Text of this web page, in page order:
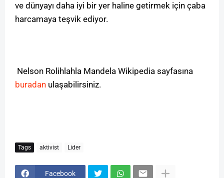
ve dünyayı daha iyi bir yer haline getirmek için çaba
harcamaya teşvik ediyor.
Nelson Rolihlahla Mandela Wikipedia sayfasına
buradan ulaşabilirsiniz.
Tags aktivist Lider
Facebook